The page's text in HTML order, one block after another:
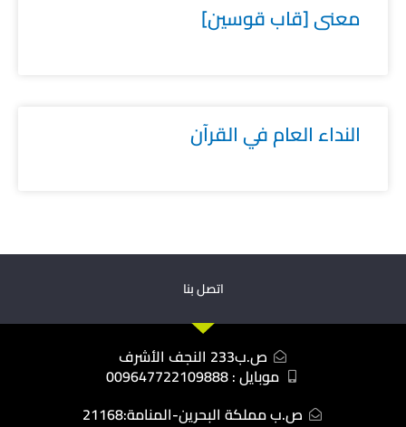
معنى [قاب قوسين]
النداء العام في القرآن
اتصل بنا
ص.ب233 النجف الأشرف
موبايل : 009647722109888
ص.ب مملكة البحرين-المنامة:21168